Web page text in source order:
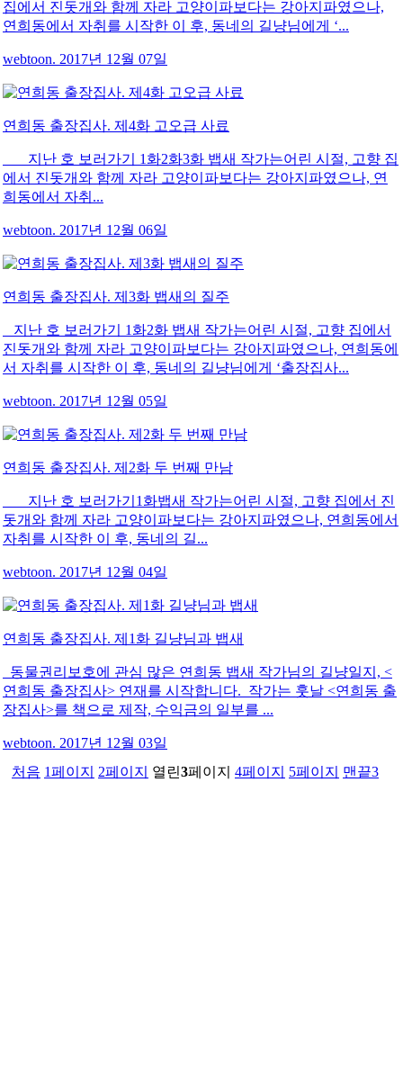
집에서 진돗개와 함께 자라 고양이파보다는 강아지파였으나,
연희동에서 자취를 시작한 이 후, 동네의 길냥님에게 ‘...
webtoon. 2017년 12월 07일
연희동 출장집사. 제4화 고오급 사료
지난 호 보러가기 1화2화3화 뱁새 작가는어린 시절, 고향 집
에서 진돗개와 함께 자라 고양이파보다는 강아지파였으나, 연
희동에서 자취...
webtoon. 2017년 12월 06일
연희동 출장집사. 제3화 뱁새의 질주
지난 호 보러가기 1화2화 뱁새 작가는어린 시절, 고향 집에서
진돗개와 함께 자라 고양이파보다는 강아지파였으나, 연희동에
서 자취를 시작한 이 후, 동네의 길냥님에게 ‘출장집사...
webtoon. 2017년 12월 05일
연희동 출장집사. 제2화 두 번째 만남
지난 호 보러가기1화뱁새 작가는어린 시절, 고향 집에서 진
돗개와 함께 자라 고양이파보다는 강아지파였으나, 연희동에서
자취를 시작한 이 후, 동네의 길...
webtoon. 2017년 12월 04일
연희동 출장집사. 제1화 길냥님과 뱁새
동물권리보호에 관심 많은 연희동 뱁새 작가님의 길냥일지, <
연희동 출장집사> 연재를 시작합니다. 작가는 훗날 <연희동 출
장집사>를 책으로 제작, 수익금의 일부를 ...
webtoon. 2017년 12월 03일
처음 1페이지 2페이지 열린3페이지 4페이지 5페이지 맨끝3